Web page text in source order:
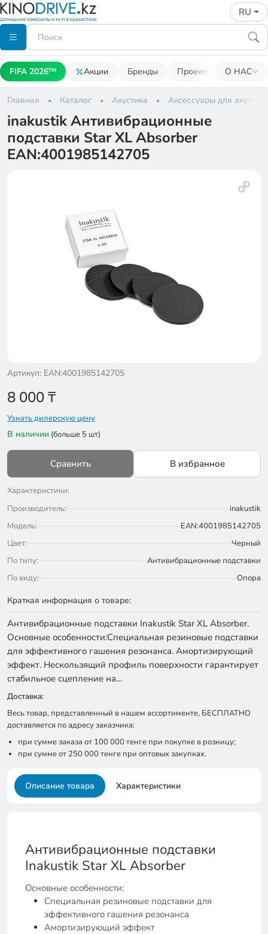
RU
FIFA 2026™ Акции Бренды Проекторы О НАС
Главная Каталог Акустика Аксессуары для
inakustik Антивибрационные
подставки Star XL Absorber
EAN:4001985142705
Артикул: EAN:4001985142705
8 000₸
Узнать дилерскую цену
В наличии (больше 5 шт)
Сравнить В избранное
Характеристики:
Производитель:
inakustik
Модель:
EAN:4001985142705
Цвет:
Черный
По типу:
Антивибрационные подставки
По виду:
Опора
Краткая информация о товаре:
Антивибрационные подставки Inakustik Star XL Absorber.
Основные особенности:Специальная резиновые подставки
для эффективного гашения резонанса. Амортизирующий
эффект. Нескользящий профиль поверхности гарантирует
стабильное сцепление на…
Доставка:
Весь товар, представленный в нашем ассортименте, БЕСПЛАТНО
доставляется по адресу заказчика:
при сумме заказа от 100 000 тенге при покупке в розницу;
при сумме от 250 000 тенге при оптовых закупках.
Описание товара Характеристики
Антивибрационные подставки
Inakustik Star XL Absorber
Основные особенности:
Специальная резиновые подставки для
эффективного гашения резонанса
Амортизирующий эффект